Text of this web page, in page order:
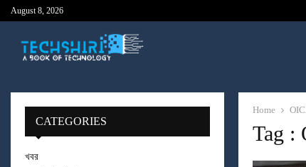
August 8, 2026
Home
Tag :
CATEGORIES
খবর